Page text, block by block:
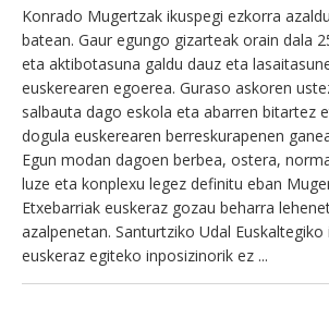
Konrado Mugertzak ikuspegi ezkorra
batean. Gaur egungo gizarteak orain dala
eta aktibotasuna galdu dauz eta
euskerearen egoerea. Guraso askoren
salbauta dago eskola eta abarren bitartez
dogula euskerearen berreskurapenen
Egun modan dagoen berbea, ostera,
luze eta konplexu legez definitu eban
Etxebarriak euskeraz gozau beharra
azalpenetan. Santurtziko Udal
euskeraz egiteko inposizinorik ez ...